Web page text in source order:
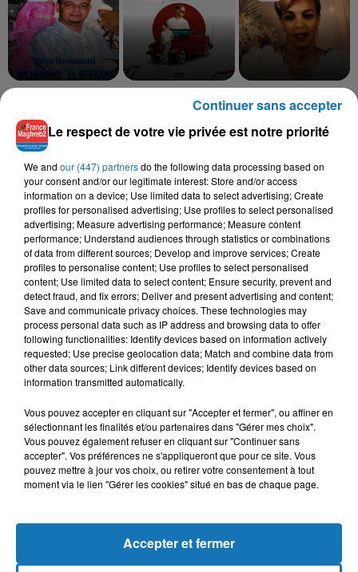
Wilkoum
ZOHRA
Saknet Marseille
L'HOROSCOPE
Bélier Taureau Gémeaux
Le respect de votre vie privée est notre priorité
We and our (447) partnersdo the following data processing based on
your consent and/or our legitimate interest: Store and/or access
information on a device; Use limited data to select advertising; Create
profiles for personalised advertising; Use profiles to select personalised
advertising; Measure advertising performance; Measure content
performance; Understand audiences through statistics or combinations
of data from different sources; Develop and improve services; Create
profiles to personalise content; Use profiles to select personalised
content; Use limited data to select content; Ensure security, prevent and
detect fraud, and fix errors; Deliver and present advertising and content;
Save and communicate privacy choices. These technologies may
process personal data such as IP address and browsing data to offer
following functionalities: Identify devices based on information actively
requested; Use precise geolocation data; Match and combine data from
other data sources; Link different devices; Identify devices based on
information transmitted automatically.
Vous pouvez accepter en cliquant sur "Accepter et fermer", ou affiner en
sélectionnant les finalités et/ou partenaires dans "Gérer mes choix".
Vous pouvez également refuser en cliquant sur "Continuer sans
accepter". Vos préférences ne s'appliqueront que pour ce site. Vous
pouvez mettre à jour vos choix, ou retirer votre consentement à tout
moment via le lien "Gérer les cookies" situé en bas de chaque page.
Accepter et fermer
Continuer sans accepter